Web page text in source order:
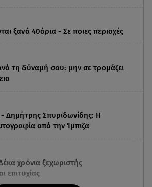
ξανά 40άρια - Σε ποιες περιοχές
τη δύναμή σου: μην σε τρομάζει
Δημήτρης Σπυριδωνίδης: Η
από την Ίμπιζα
χρόνια ξεχωριστής
επιτυχίας